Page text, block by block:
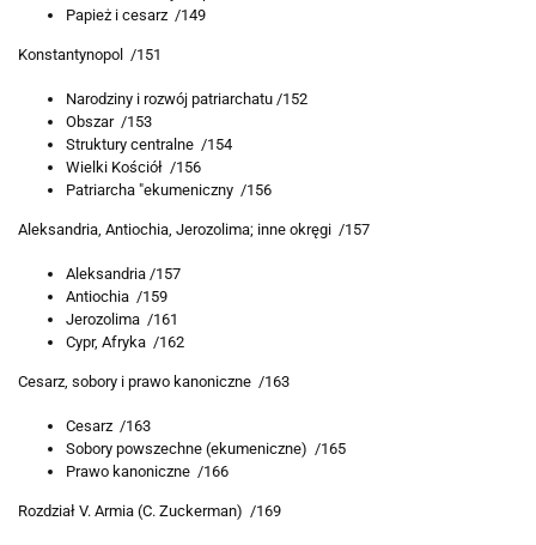
Papież i cesarz /149
Konstantynopol /151
Narodziny i rozwój patriarchatu /152
Obszar /153
Struktury centralne /154
Wielki Kościół /156
Patriarcha "ekumeniczny /156
Aleksandria, Antiochia, Jerozolima; inne okręgi /157
Aleksandria /157
Antiochia /159
Jerozolima /161
Cypr, Afryka /162
Cesarz, sobory i prawo kanoniczne /163
Cesarz /163
Sobory powszechne (ekumeniczne) /165
Prawo kanoniczne /166
Rozdział V. Armia (C. Zuckerman) /169